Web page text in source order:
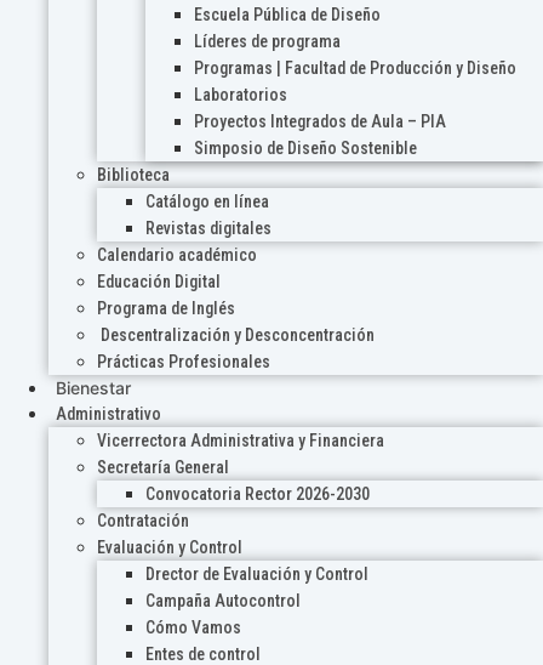
Escuela Pública de Diseño
Líderes de programa
Programas | Facultad de Producción y Diseño
Laboratorios
Proyectos Integrados de Aula – PIA
Simposio de Diseño Sostenible
Biblioteca
Catálogo en línea
Revistas digitales
Calendario académico
Educación Digital
Programa de Inglés
Descentralización y Desconcentración
Prácticas Profesionales
Bienestar
Administrativo
Vicerrectora Administrativa y Financiera
Secretaría General
Convocatoria Rector 2026-2030
Contratación
Evaluación y Control
Drector de Evaluación y Control
Campaña Autocontrol
Cómo Vamos
Entes de control